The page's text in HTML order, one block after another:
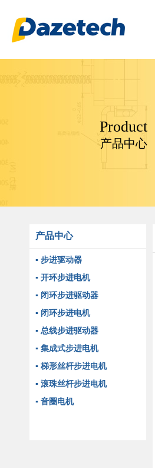
Product
产品中心
产品中心
▪ 步进驱动器
▪ 开环步进电机
▪ 闭环步进驱动器
▪ 闭环步进电机
▪ 总线步进驱动器
▪ 集成式步进电机
▪ 梯形丝杆步进电机
▪ 滚珠丝杆步进电机
▪ 音圈电机